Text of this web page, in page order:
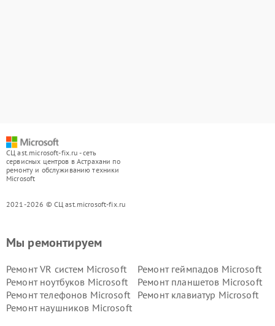
СЦ ast.microsoft-fix.ru - сеть
сервисных центров в Астрахани по
ремонту и обслуживанию техники
Microsoft
2021-2026 © СЦ ast.microsoft-fix.ru
Мы ремонтируем
Ремонт VR систем Microsoft
Ремонт геймпадов Microsoft
Ремонт ноутбуков Microsoft
Ремонт планшетов Microsoft
Ремонт телефонов Microsoft
Ремонт клавиатур Microsoft
Ремонт наушников Microsoft